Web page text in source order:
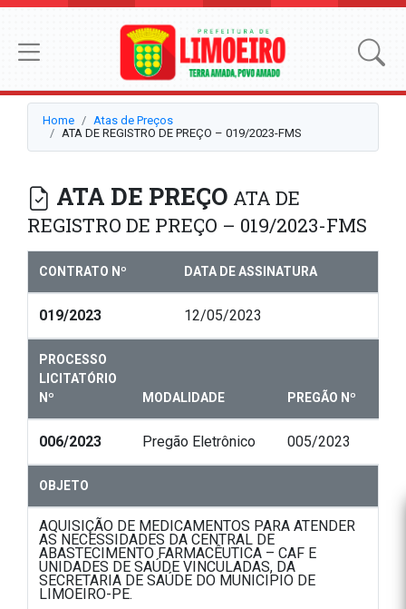
Home
Atas de Preços
ATA DE REGISTRO DE PREÇO – 019/2023-FMS
ATA DE PREÇO ATA DE
REGISTRO DE PREÇO – 019/2023-FMS
CONTRATO Nº DATA DE ASSINATURA
019/2023 12/05/2023
PROCESSO
LICITATÓRIO
Nº
MODALIDADE PREGÃO Nº
006/2023 Pregão Eletrônico 005/2023
OBJETO
AQUISIÇÃO DE MEDICAMENTOS PARA ATENDER
AS NECESSIDADES DA CENTRAL DE
ABASTECIMENTO FARMACÊUTICA – CAF E
UNIDADES DE SAÚDE VINCULADAS, DA
SECRETARIA DE SAÚDE DO MUNICIPIO DE
LIMOEIRO-PE.